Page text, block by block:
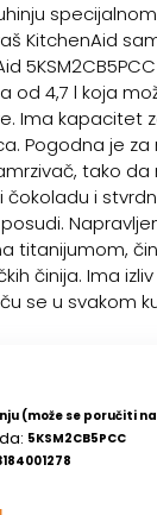
KitchenAid
od 4,7 l koja
Ima kapacitet
Pogodna je
tako
i
titanijumom,
činija. Ima
se u svakom
(može se poručiti
5KSM2CB5PCC